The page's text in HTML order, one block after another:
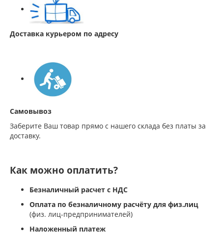
Доставка курьером по адресу
Самовывоз
Заберите Ваш товар прямо с нашего склада без платы за
доставку.
Как можно оплатить?
Безналичный расчет с НДС
Оплата по безналичному расчёту для физ.лиц
(физ. лиц-предпринимателей)
Наложенный платеж